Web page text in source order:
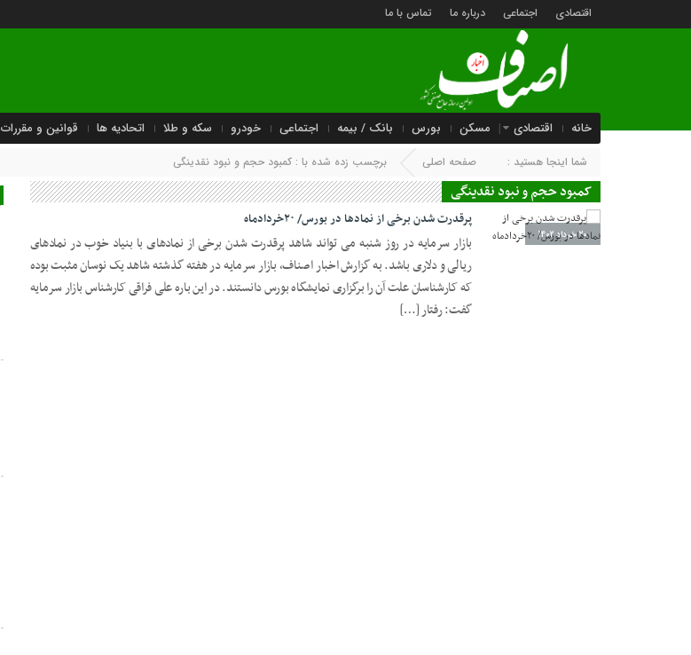
اقتصادی اجتماعی درباره ما تماس با ما
خانه اقتصادی مسکن بورس بانک / بیمه اجتماعی خودرو سکه و طلا اتحادیه ها قوانین و مقررات
شما اینجا هستید : صفحه اصلی برچسب زده شده با : کمبود حجم و نبود نقدینگی
کمبود حجم و نبود نقدینگی
20 خرداد 1402
پرقدرت شدن برخی از نمادها در بورس/ ۲۰خردادماه
بازار سرمایه در روز شنبه می تواند شاهد پرقدرت شدن برخی از نمادهای با بنیاد خوب در نمادهای
ریالی و دلاری باشد. به گزارش اخبار اصناف، بازار سرمایه در هفته گذشته شاهد یک نوسان مثبت بوده
که کارشناسان علت آن را برگزاری نمایشگاه بورس دانستند. در این باره علی فراقی کارشناس بازار سرمایه
گفت: رفتار […]